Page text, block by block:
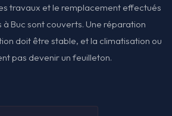
travaux et le remplacement effectués
Buc sont couverts. Une réparation
doit être stable, et la climatisation ou
pas devenir un feuilleton.